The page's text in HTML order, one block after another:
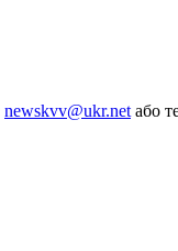
newskvv@ukr.netабо